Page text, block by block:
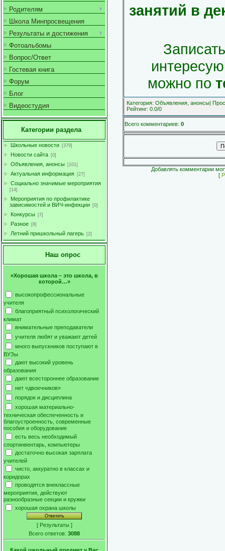
Родителям
Школа Минпросвещения
Результаты и достижения
Фотоальбомы
Вопрос/Ответ
Гостевая книга
Форум
Блог
Видеостудия
Категории раздела
Школьные новости [379]
Новости сайта [0]
Объявления, анонсы [101]
Актуальная информация [27]
Социально значимые мероприятия
[14]
Мероприятия по профилактике
зависимостей и ВИЧ-инфекции [0]
Конкурсы [7]
Разное [8]
Летний пришкольный лагерь [2]
Наш опрос
«Хорошая школа – это школа, в
которой…»
высокопрофессиональные
учителя
благоприятный психологический
климат
внимательные преподаватели
учителя любят и уважают детей
много выпускников поступают в
ВУЗы
дают высокий уровень
образования
дают всестороннее образование
нет «двоечников»
порядок и дисциплина
хорошая материально-
техническая обеспеченность и
благоустроенность, современные
пособия и оборудование
есть весь необходимый
спортинвентарь, компьютеры
достаточно высокая зарплата
учителей
чисто, аккуратно в классах и
коридорах
проводятся внеклассные
мероприятия, действуют
разнообразные секции и кружки
хорошая охрана школы
[ Результаты ]
Всего ответов: 3088
занятий в
можно по
Категория: Объявления, анонсы|
Рейтинг: 0.0/0
Всего комментариев: 0
Добавлять комментарии
[